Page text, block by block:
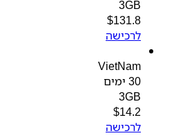
3GB
$131.8
לרכישה
VietNam
3GB
$14.2
לרכישה